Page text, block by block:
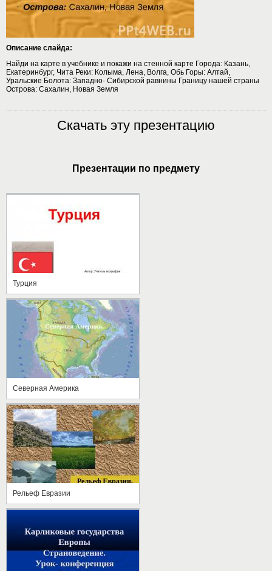
Описание слайда:
Найди на карте в учебнике и покажи на стенной карте Города: Казань,
Екатеринбург, Чита Реки: Колыма, Лена, Волга, Обь Горы: Алтай,
Уральские Болота: Западно- Сибирской равнины Границу нашей страны
Острова: Сахалин, Новая Земля
Скачать эту презентацию
Презентации по предмету
Турция
Северная Америка
Рельеф Евразии